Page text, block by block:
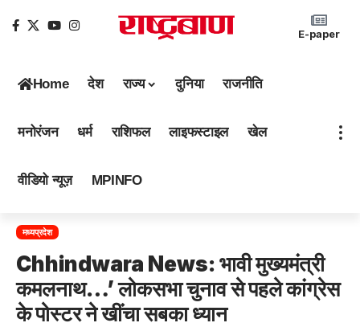
E-paper
Home देश राज्य दुनिया राजनीति
मनोरंजन धर्म राशिफल लाइफस्टाइल खेल
वीडियो न्यूज़ MPINFO
मध्यप्रदेश
Chhindwara News: भावी मुख्यमंत्री
कमलनाथ…’ लोकसभा चुनाव से पहले कांग्रेस
के पोस्टर ने खींचा सबका ध्यान